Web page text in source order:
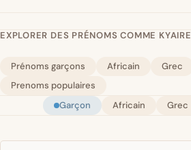
EXPLORER DES PRÉNOMS COMME KYAIRE
Prénoms garçons Africain Grec
Prenoms populaires
Garçon
Africain Grec